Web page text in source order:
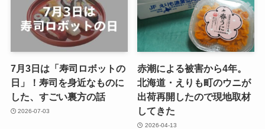
7月3日は「寿司ロボットの
日」！寿司を身近なものに
した、すごい裏方の話
2026-07-03
赤潮による被害から4年。
北海道・えりも町のウニが
出荷再開したので現地取材
してきた
2026-04-13